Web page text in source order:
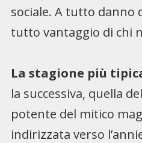
sociale. A tutto danno
tutto vantaggio di chi
La stagione più
la successiva, quella
potente del mitico
indirizzata verso